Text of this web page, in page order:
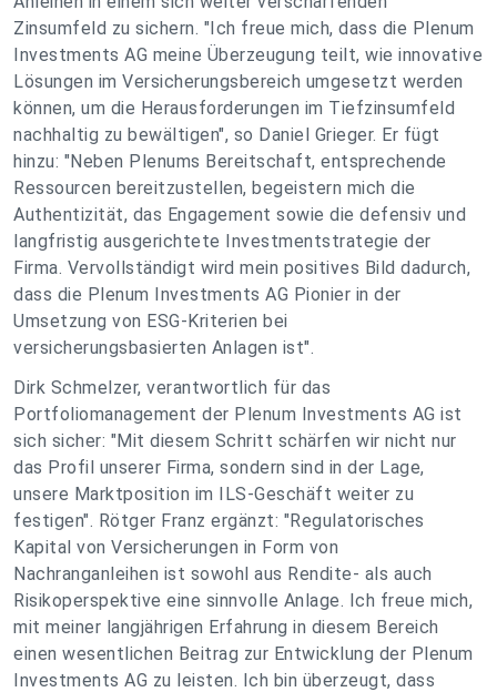
Zinsumfeld zu sichern. "Ich freue mich, dass die Plenum
Investments AG meine Überzeugung teilt, wie innovative
Lösungen im Versicherungsbereich umgesetzt werden
können, um die Herausforderungen im Tiefzinsumfeld
nachhaltig zu bewältigen", so Daniel Grieger. Er fügt
hinzu: "Neben Plenums Bereitschaft, entsprechende
Ressourcen bereitzustellen, begeistern mich die
Authentizität, das Engagement sowie die defensiv und
langfristig ausgerichtete Investmentstrategie der
Firma. Vervollständigt wird mein positives Bild dadurch,
dass die Plenum Investments AG Pionier in der
Umsetzung von ESG-Kriterien bei
versicherungsbasierten Anlagen ist".
Dirk Schmelzer, verantwortlich für das
Portfoliomanagement der Plenum Investments AG ist
sich sicher: "Mit diesem Schritt schärfen wir nicht nur
das Profil unserer Firma, sondern sind in der Lage,
unsere Marktposition im ILS-Geschäft weiter zu
festigen". Rötger Franz ergänzt: "Regulatorisches
Kapital von Versicherungen in Form von
Nachranganleihen ist sowohl aus Rendite- als auch
Risikoperspektive eine sinnvolle Anlage. Ich freue mich,
mit meiner langjährigen Erfahrung in diesem Bereich
einen wesentlichen Beitrag zur Entwicklung der Plenum
Investments AG zu leisten. Ich bin überzeugt, dass